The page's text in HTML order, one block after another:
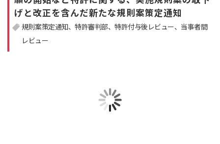
化学物質 環境
注目領域
げと改正を含んだ新たな規則案策定通知
規則案策定通知 特許審判部 特許付与後レビュー
当事者間
レビュー